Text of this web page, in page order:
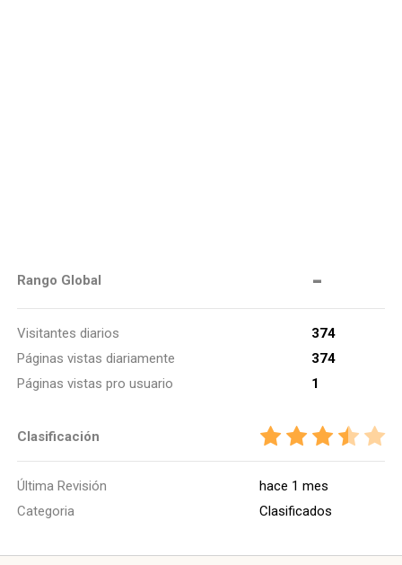
Rango Global -
Visitantes diarios
374
Páginas vistas diariamente
374
Páginas vistas pro usuario
1
Clasificación
Última Revisión
hace 1 mes
Categoria
Clasificados